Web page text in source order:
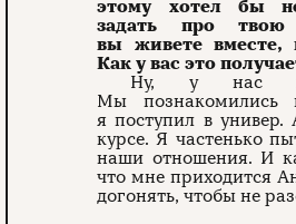
этому хотел бы
задать про
вы живете вместе,
Как у вас это
Ну, у нас
Мы познакомились
я поступил в
курсе. Я частенько
наши отношения. И
что мне приходится
догонять, чтобы не